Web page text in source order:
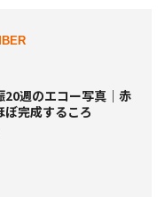
20週のエコー写真｜赤
完成するころ